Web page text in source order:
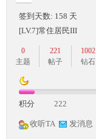
签到天数: 158 天
[LV.7]常住居民III
0
主题
221
帖子
1002
钻石
积分 222
收听TA 发消息